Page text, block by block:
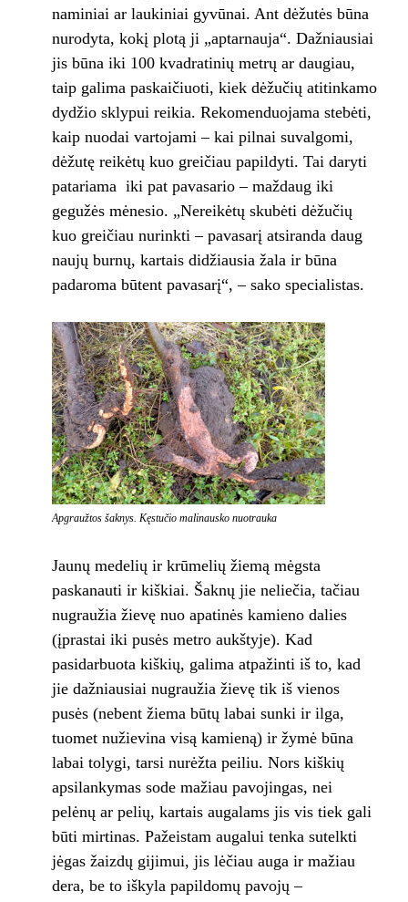
naminiai ar laukiniai gyvūnai. Ant dėžutės būna
nurodyta, kokį plotą ji „aptarnauja“. Dažniausiai
jis būna iki 100 kvadratinių metrų ar daugiau,
taip galima paskaičiuoti, kiek dėžučių atitinkamo
dydžio sklypui reikia. Rekomenduojama stebėti,
kaip nuodai vartojami – kai pilnai suvalgomi,
dėžutę reikėtų kuo greičiau papildyti. Tai daryti
patariama iki pat pavasario – maždaug iki
gegužės mėnesio. „Nereikėtų skubėti dėžučių
kuo greičiau nurinkti – pavasarį atsiranda daug
naujų burnų, kartais didžiausia žala ir būna
padaroma būtent pavasarį“, – sako specialistas.
Apgraužtos šaknys. Kęstučio malinausko nuotrauka
Jaunų medelių ir krūmelių žiemą mėgsta
paskanauti ir kiškiai. Šaknų jie neliečia, tačiau
nugraužia žievę nuo apatinės kamieno dalies
(įprastai iki pusės metro aukštyje). Kad
pasidarbuota kiškių, galima atpažinti iš to, kad
jie dažniausiai nugraužia žievę tik iš vienos
pusės (nebent žiema būtų labai sunki ir ilga,
tuomet nužievina visą kamieną) ir žymė būna
labai tolygi, tarsi nurėžta peiliu. Nors kiškių
apsilankymas sode mažiau pavojingas, nei
pelėnų ar pelių, kartais augalams jis vis tiek gali
būti mirtinas. Pažeistam augalui tenka sutelkti
jėgas žaizdų gijimui, jis lėčiau auga ir mažiau
dera, be to iškyla papildomų pavojų –